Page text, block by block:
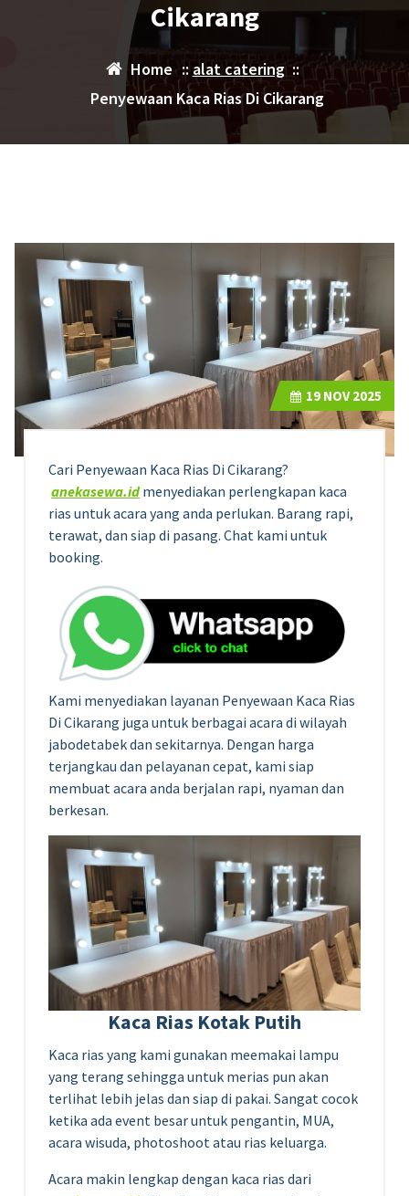
Cikarang
Home :: alat catering::
Penyewaan Kaca Rias Di Cikarang
Cari Penyewaan Kaca Rias Di Cikarang?
anekasewa.idmenyediakan perlengkapan kaca
rias untuk acara yang anda perlukan. Barang rapi,
terawat, dan siap di pasang. Chat kami untuk
booking.
Kami menyediakan layanan Penyewaan Kaca Rias
Di Cikarang juga untuk berbagai acara di wilayah
jabodetabek dan sekitarnya. Dengan harga
terjangkau dan pelayanan cepat, kami siap
membuat acara anda berjalan rapi, nyaman dan
berkesan.
Kaca Rias Kotak Putih
Kaca rias yang kami gunakan meemakai lampu
yang terang sehingga untuk merias pun akan
terlihat lebih jelas dan siap di pakai. Sangat cocok
ketika ada event besar untuk pengantin, MUA,
acara wisuda, photoshoot atau rias keluarga.
Acara makin lengkap dengan kaca rias dari
19 NOV 2025